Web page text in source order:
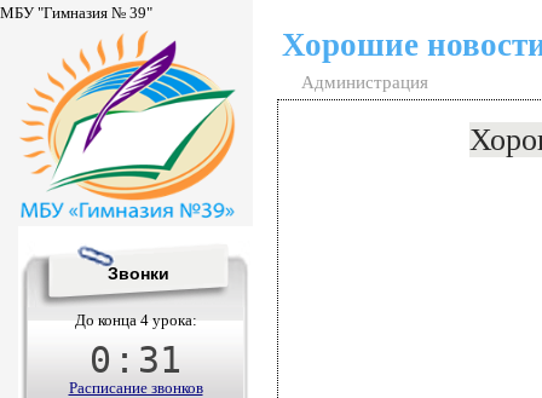
МБУ "Гимназия № 39"
Хорошие
Администрация
Звонки
До конца 4 урока:
0 : 31
Расписание звонков